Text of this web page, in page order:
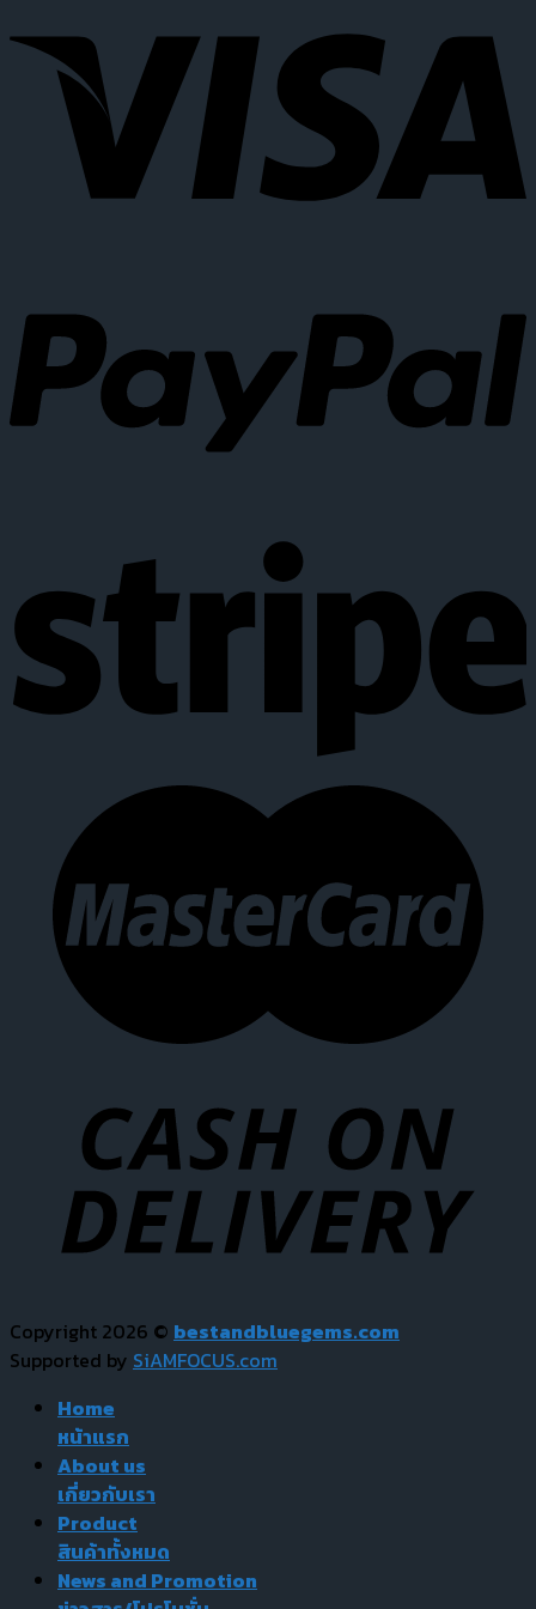
Copyright 2026 © bestandbluegems.com
Supported by SiAMFOCUS.com
Home
หน้าแรก
About us
เกี่ยวกับเรา
Product
สินค้าทั้งหมด
News and Promotion